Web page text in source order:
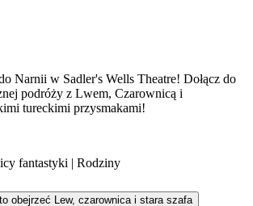
Narnii w Sadler's Wells Theatre! Dołącz do
podróży z Lwem, Czarownicą i
tureckimi przysmakami!
fantastyki | Rodziny
obejrzeć Lew, czarownica i stara szafa